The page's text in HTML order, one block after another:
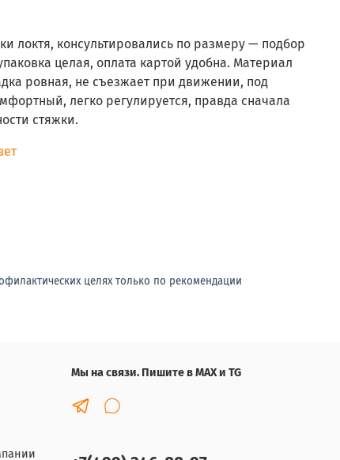
локтя, консультировались по размеру — подбор
целая, оплата картой удобна. Материал
ровная, не съезжает при движении, под
легко регулируется, правда сначала
стяжки.
целях только по рекомендации
Мы на связи. Пишите в MAX и TG